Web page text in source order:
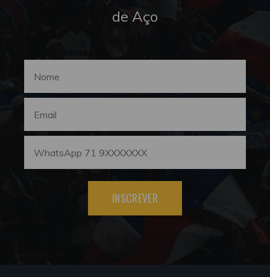
de Aço
INSCREVER